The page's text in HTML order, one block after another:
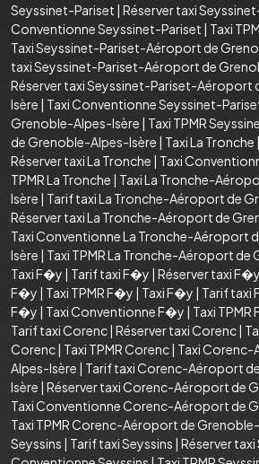
Seyssinet-Pariset | Réserver taxi
Conventionne Seyssinet-Pariset | Taxi
Taxi Seyssinet-Pariset-Aéroport de
taxi Seyssinet-Pariset-Aéroport de
Réserver taxi Seyssinet-Pariset-Aéroport
Isère | Taxi Conventionne Seyssinet-
Grenoble-Alpes-Isère | Taxi TPMR
de Grenoble-Alpes-Isère | Taxi La Tronche |
Réserver taxi La Tronche | Taxi
TPMR La Tronche | Taxi La Tronche-
Isère | Tarif taxi La Tronche-Aéroport de
Réserver taxi La Tronche-Aéroport de
Taxi Conventionne La Tronche-Aéroport
Isère | Taxi TPMR La Tronche-Aéroport
Taxi F�y | Tarif taxi F�y | Réserver taxi F�y
F�y | Taxi TPMR F�y | Taxi F�y | Tarif taxi
F�y | Taxi Conventionne F�y | Taxi TPMR
Tarif taxi Corenc| Réserver taxi Corenc|
Corenc| Taxi TPMR Corenc| Taxi
Alpes-Isère | Tarif taxi Corenc-Aéroport
Isère | Réserver taxi Corenc-Aéroport de
Taxi Conventionne Corenc-Aéroport de
Taxi TPMR Corenc-Aéroport de
Seyssins | Tarif taxi Seyssins | Réserver taxi